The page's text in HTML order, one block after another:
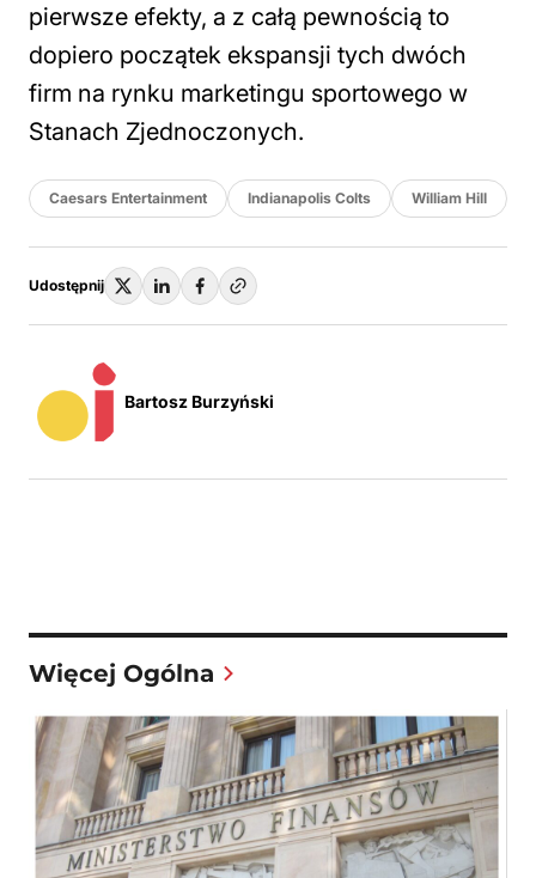
pierwsze efekty, a z całą pewnością to
dopiero początek ekspansji tych dwóch
firm na rynku marketingu sportowego w
Stanach Zjednoczonych.
Caesars Entertainment Indianapolis Colts William Hill
Udostępnij
Bartosz Burzyński
Więcej Ogólna